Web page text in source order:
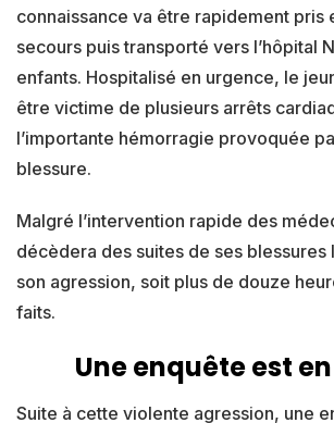
connaissance va être rapidement pris
secours puis transporté vers l’hôpital
enfants. Hospitalisé en urgence, le
être victime de plusieurs arrêts
l’importante hémorragie provoquée
blessure.
Malgré l’intervention rapide des
décèdera des suites de ses blessures
son agression, soit plus de douze
faits.
Une enquête est
Suite à cette violente agression, une